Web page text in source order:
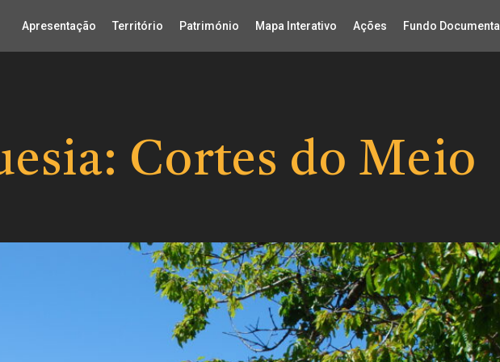
Apresentação Território Património Mapa Interativo Ações Fundo Documental
Cortes do Meio